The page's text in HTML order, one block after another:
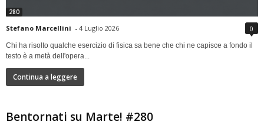
280
Stefano Marcellini - 4 Luglio 2026 0
Chi ha risolto qualche esercizio di fisica sa bene che chi ne capisce a fondo il
testo è a metà dell'opera...
Continua a leggere
Bentornati su Marte! #280